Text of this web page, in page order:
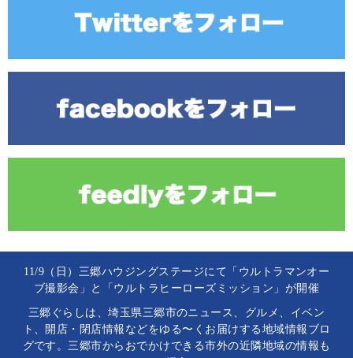
11/9（日）三郷ハウジングステージにて「ウルトラマンオー
ブ撮影会」と「ウルトラヒーローズミッション」が開催
三郷ぐらしは、埼玉県三郷市のニュース、グルメ、イベン
ト、開店・閉店情報などをゆる〜くお届けする地域情報ブロ
グです。三郷市からおでかけできる市外の近隣地域の情報も